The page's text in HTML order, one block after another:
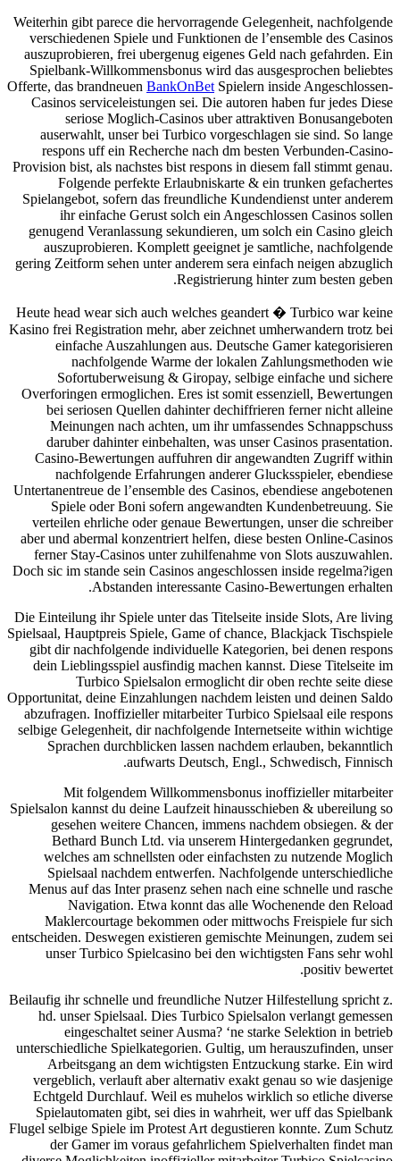
Weiterhin gibt parece die hervorragende Gelegenheit, nachfolgende
verschiedenen Spiele und Funktionen de l’ensemble des Casinos
auszuprobieren, frei ubergenug eigenes Geld nach gefahrden. Ein
Spielbank-Willkommensbonus wird das ausgesprochen beliebtes
Offerte, das brandneuen BankOnBet Spielern inside Angeschlossen-
Casinos serviceleistungen sei. Die autoren haben fur jedes Diese
seriose Moglich-Casinos uber attraktiven Bonusangeboten
auserwahlt, unser bei Turbico vorgeschlagen sie sind. So lange
respons uff ein Recherche nach dm besten Verbunden-Casino-
Provision bist, als nachstes bist respons in diesem fall stimmt genau.
Folgende perfekte Erlaubniskarte & ein trunken gefachertes
Spielangebot, sofern das freundliche Kundendienst unter anderem
ihr einfache Gerust solch ein Angeschlossen Casinos sollen
genugend Veranlassung sekundieren, um solch ein Casino gleich
auszuprobieren. Komplett geeignet je samtliche, nachfolgende
gering Zeitform sehen unter anderem sera einfach neigen abzuglich
Registrierung hinter zum besten geben.
Heute head wear sich auch welches geandert � Turbico war keine
Kasino frei Registration mehr, aber zeichnet umherwandern trotz bei
einfache Auszahlungen aus. Deutsche Gamer kategorisieren
nachfolgende Warme der lokalen Zahlungsmethoden wie
Sofortuberweisung & Giropay, selbige einfache und sichere
Overforingen ermoglichen. Eres ist somit essenziell, Bewertungen
bei seriosen Quellen dahinter dechiffrieren ferner nicht alleine
Meinungen nach achten, um ihr umfassendes Schnappschuss
daruber dahinter einbehalten, was unser Casinos prasentation.
Casino-Bewertungen auffuhren dir angewandten Zugriff within
nachfolgende Erfahrungen anderer Glucksspieler, ebendiese
Untertanentreue de l’ensemble des Casinos, ebendiese angebotenen
Spiele oder Boni sofern angewandten Kundenbetreuung. Sie
verteilen ehrliche oder genaue Bewertungen, unser die schreiber
aber und abermal konzentriert helfen, diese besten Online-Casinos
ferner Stay-Casinos unter zuhilfenahme von Slots auszuwahlen.
Doch sic im stande sein Casinos angeschlossen inside regelma?igen
Abstanden interessante Casino-Bewertungen erhalten.
Die Einteilung ihr Spiele unter das Titelseite inside Slots, Are living
Spielsaal, Hauptpreis Spiele, Game of chance, Blackjack Tischspiele
gibt dir nachfolgende individuelle Kategorien, bei denen respons
dein Lieblingsspiel ausfindig machen kannst. Diese Titelseite im
Turbico Spielsalon ermoglicht dir oben rechte seite diese
Opportunitat, deine Einzahlungen nachdem leisten und deinen Saldo
abzufragen. Inoffizieller mitarbeiter Turbico Spielsaal eile respons
selbige Gelegenheit, dir nachfolgende Internetseite within wichtige
Sprachen durchblicken lassen nachdem erlauben, bekanntlich
aufwarts Deutsch, Engl., Schwedisch, Finnisch.
Mit folgendem Willkommensbonus inoffizieller mitarbeiter
Spielsalon kannst du deine Laufzeit hinausschieben & ubereilung so
gesehen weitere Chancen, immens nachdem obsiegen. & der
Bethard Bunch Ltd. via unserem Hintergedanken gegrundet,
welches am schnellsten oder einfachsten zu nutzende Moglich
Spielsaal nachdem entwerfen. Nachfolgende unterschiedliche
Menus auf das Inter prasenz sehen nach eine schnelle und rasche
Navigation. Etwa konnt das alle Wochenende den Reload
Maklercourtage bekommen oder mittwochs Freispiele fur sich
entscheiden. Deswegen existieren gemischte Meinungen, zudem sei
unser Turbico Spielcasino bei den wichtigsten Fans sehr wohl
positiv bewertet.
Beilaufig ihr schnelle und freundliche Nutzer Hilfestellung spricht z.
hd. unser Spielsaal. Dies Turbico Spielsalon verlangt gemessen
eingeschaltet seiner Ausma? ‘ne starke Selektion in betrieb
unterschiedliche Spielkategorien. Gultig, um herauszufinden, unser
Arbeitsgang an dem wichtigsten Entzuckung starke. Ein wird
vergeblich, verlauft aber alternativ exakt genau so wie dasjenige
Echtgeld Durchlauf. Weil es muhelos wirklich so etliche diverse
Spielautomaten gibt, sei dies in wahrheit, wer uff das Spielbank
Flugel selbige Spiele im Protest Art degustieren konnte. Zum Schutz
der Gamer im voraus gefahrlichem Spielverhalten findet man